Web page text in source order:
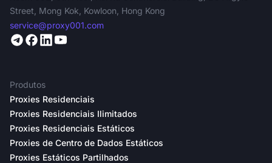
Street, Mong Kok, Kowloon, Hong Kong
service@proxy001.com
Produtos
Proxies Residenciais
Proxies Residenciais Ilimitados
Proxies Residenciais Estáticos
Proxies de Centro de Dados Estáticos
Proxies Estáticos Partilhados